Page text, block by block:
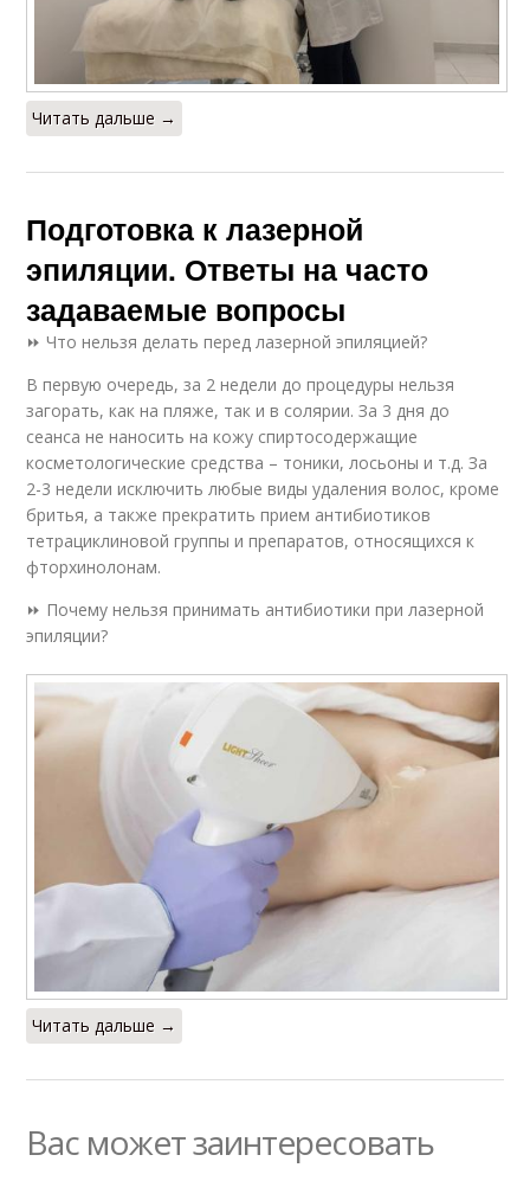
Читать дальше →
Подготовка к лазерной
эпиляции. Ответы на часто
задаваемые вопросы
⏩ Что нельзя делать перед лазерной эпиляцией?
В первую очередь, за 2 недели до процедуры нельзя
загорать, как на пляже, так и в солярии. За 3 дня до
сеанса не наносить на кожу спиртосодержащие
косметологические средства – тоники, лосьоны и т.д. За
2-3 недели исключить любые виды удаления волос, кроме
бритья, а также прекратить прием антибиотиков
тетрациклиновой группы и препаратов, относящихся к
фторхинолонам.
⏩ Почему нельзя принимать антибиотики при лазерной
эпиляции?
Читать дальше →
Вас может заинтересовать